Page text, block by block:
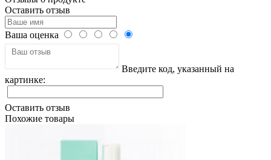
Оставить отзыв
Ваша оценка
Введите код, указанный на
картинке:
Оставить отзыв
Похожие товары